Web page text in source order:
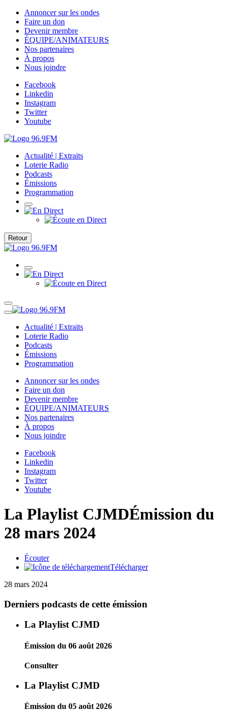
Annoncer sur les ondes
Faire un don
Devenir membre
ÉQUIPE/ANIMATEURS
Nos partenaires
À propos
Nous joindre
Facebook
Linkedin
Instagram
Twitter
Youtube
Actualité | Extraits
Loterie Radio
Podcasts
Émissions
Programmation
Retour
Actualité | Extraits
Loterie Radio
Podcasts
Émissions
Programmation
Annoncer sur les ondes
Faire un don
Devenir membre
ÉQUIPE/ANIMATEURS
Nos partenaires
À propos
Nous joindre
Facebook
Linkedin
Instagram
Twitter
Youtube
La Playlist CJMDÉmission du
28 mars 2024
Écouter
Télécharger
28 mars 2024
Derniers podcasts de cette émission
La Playlist CJMD
Émission du 06 août 2026
Consulter
La Playlist CJMD
Émission du 05 août 2026